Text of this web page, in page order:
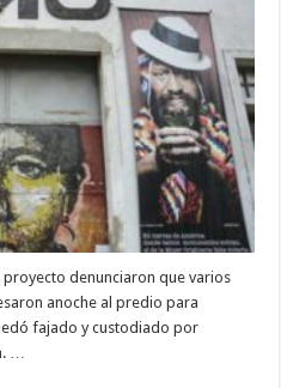
denunciaron que varios
anoche al predio para
fajado y custodiado por
…